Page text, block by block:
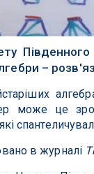
–
може це
в журналі